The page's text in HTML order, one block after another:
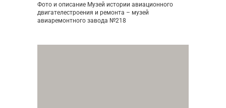
Фото и описание Музей истории авиационного
двигателестроения и ремонта – музей
авиаремонтного завода №218